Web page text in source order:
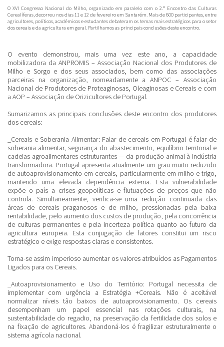
O XVI Congresso Nacional do Milho, organizado em paralelo com o 2.º Encontro das Culturas
Cerealíferas, decorreu nos dias 11 e 12 de fevereiro em Santarém. Mais de 600 participantes, entre
agricultores, políticos, académicos e estudantes debateram os temas mais estratégicos para o setor
dos cereais e da agricultura em geral. Partilhamos as principais conclusões deste encontro.
O evento demonstrou, mais uma vez este ano, a capacidade
mobilizadora da ANPROMIS – Associação Nacional dos Produtores de
Milho e Sorgo e dos seus associados, bem como das associações
parceiras na organização, nomeadamente a ANPOC – Associação
Nacional de Produtores de Proteaginosas, Oleaginosas e Cereais e com
a AOP – Associação de Orizicultores de Portugal.
Sumarizamos as principais conclusões deste encontro dos produtores
dos cereais:
_Cereais e Soberania Alimentar: Falar de cereais em Portugal é falar de
soberania alimentar, segurança do abastecimento, equilíbrio territorial e
cadeias agroalimentares estruturantes — da produção animal à indústria
transformadora. Portugal apresenta atualmente um grau muito reduzido
de autoaprovisionamento em cereais, particularmente em milho e trigo,
mantendo uma elevada dependência externa. Esta vulnerabilidade
expõe o país a crises geopolíticas e flutuações de preços que não
controla. Simultaneamente, verifica-se uma redução continuada das
áreas de cereais praganosos e de milho, pressionadas pela baixa
rentabilidade, pelo aumento dos custos de produção, pela concorrência
de culturas permanentes e pela incerteza política quanto ao futuro da
agricultura europeia. Esta conjugação de fatores constitui um risco
estratégico e exige respostas claras e consistentes.
Torna-se assim imperioso aumentar os valores atribuídos as Pagamentos
Ligados para os Cereais.
_Autoaprovisionamento e Uso do Território: Portugal necessita de
implementar com urgência a Estratégia +Cereais. Não é aceitável
normalizar níveis tão baixos de autoaprovisionamento. Os cereais
desempenham um papel essencial nas rotações culturais, na
sustentabilidade do regadio, na preservação da fertilidade dos solos e
na fixação de agricultores. Abandoná-los é fragilizar estruturalmente o
sistema agrícola nacional.